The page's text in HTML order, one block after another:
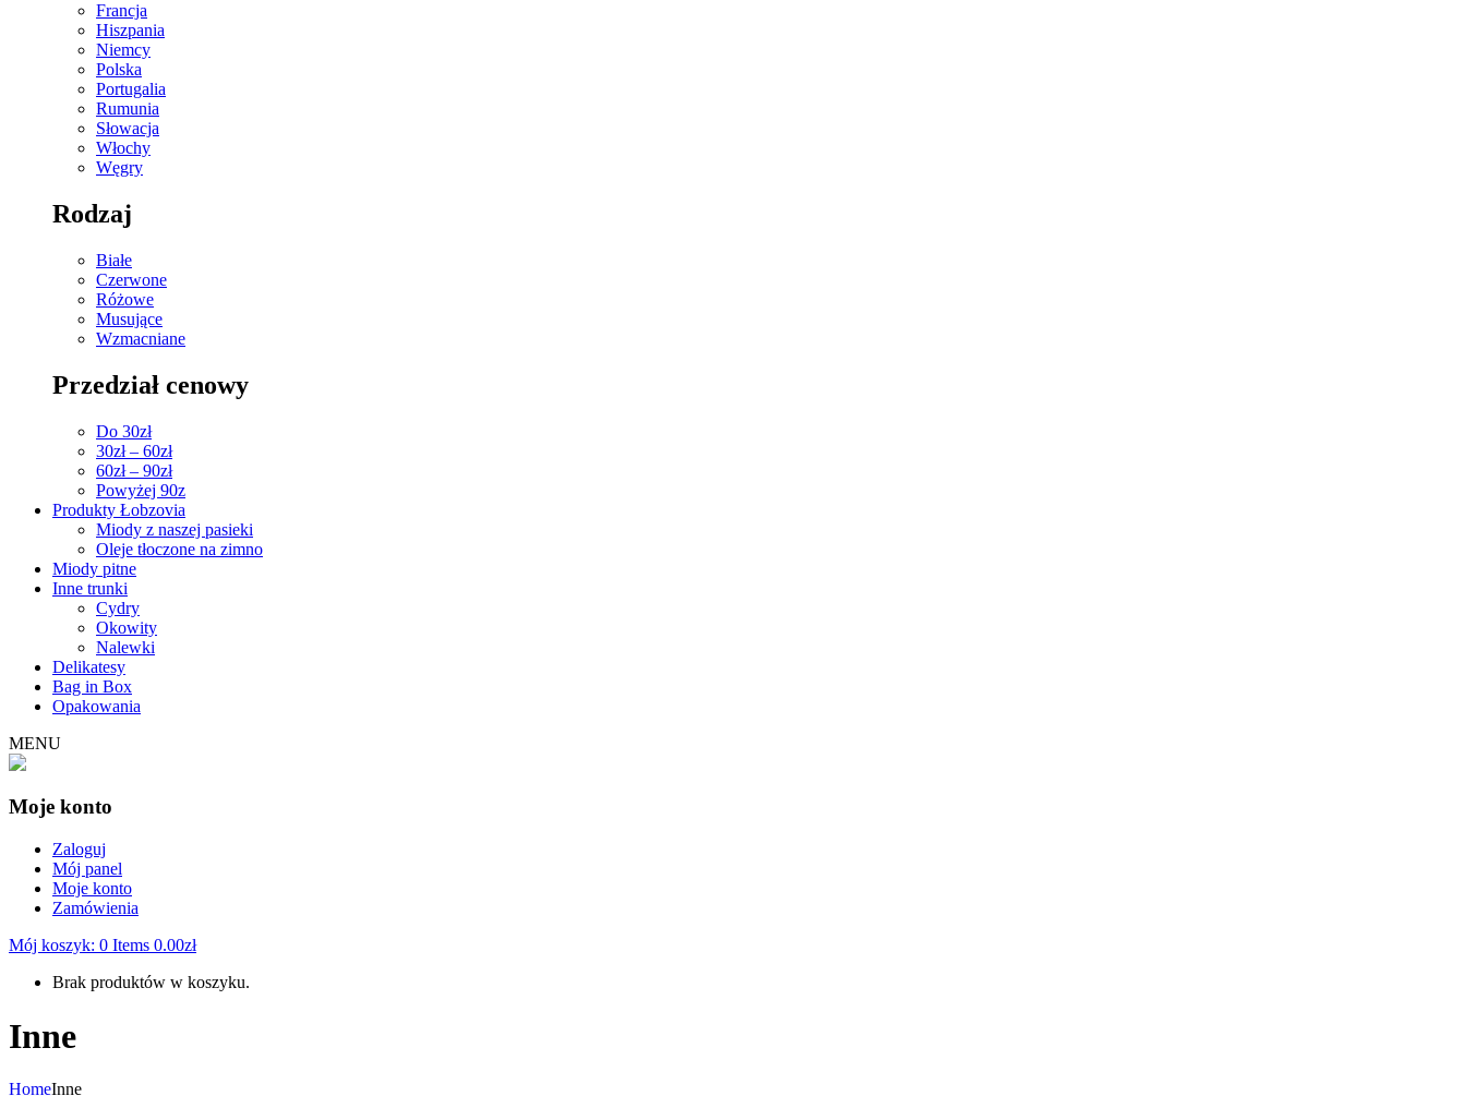
Francja
Hiszpania
Niemcy
Polska
Portugalia
Rumunia
Słowacja
Włochy
Węgry
Rodzaj
Białe
Czerwone
Różowe
Musujące
Wzmacniane
Przedział cenowy
Do 30zł
30zł – 60zł
60zł – 90zł
Powyżej 90z
Produkty Łobzovia
Miody z naszej pasieki
Oleje tłoczone na zimno
Miody pitne
Inne trunki
Cydry
Okowity
Nalewki
Delikatesy
Bag in Box
Opakowania
MENU
Moje konto
Zaloguj
Mój panel
Moje konto
Zamówienia
Mój koszyk: 0 Items 0.00zł
Brak produktów w koszyku.
Inne
HomeInne